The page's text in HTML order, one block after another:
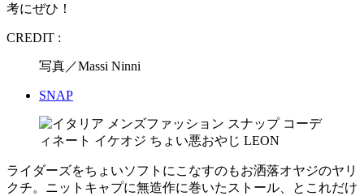
考にぜひ！
CREDIT :
写真／Massi Ninni
SNAP
ライダーズをちょいソフトにこなすのもお洒落オヤジのヤリ
クチ。ニットキャプに無造作に巻いたストール、とこれだけ